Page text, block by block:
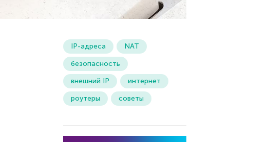
IP-адреса
NAT
безопасность
внешний IP
интернет
роутеры
советы